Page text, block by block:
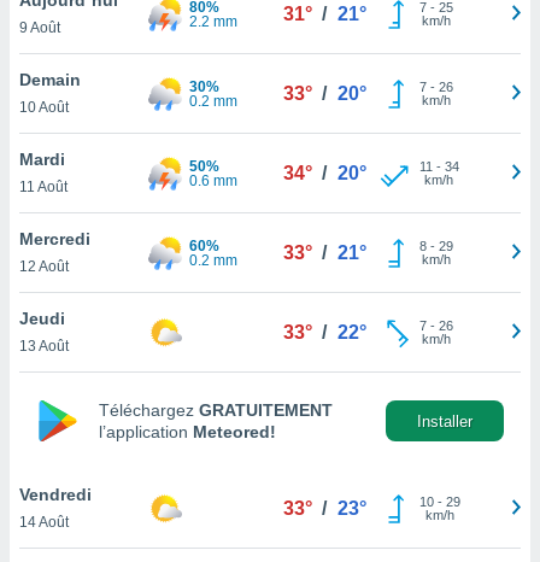
et
»,
au
vous
qu'ils
ou
le
ainsi
un
la
du
9 Août
80%
2.2 mm
31° / 21° 7- 25
km/h
Demain
10 Août
30%
0.2 mm
33° / 20° 7- 26
km/h
Mardi
11 Août
50%
0.6 mm
34° / 20° 11 - 34
km/h
Mercredi
12 Août
60%
0.2 mm
33° / 21° 8- 29
km/h
Jeudi
13 Août
33° / 22° 7- 26
km/h
Téléchargez GRATUITEMENT
l’application Meteored!
Installer
Vendredi
14 Août
33° / 23° 10- 29
km/h